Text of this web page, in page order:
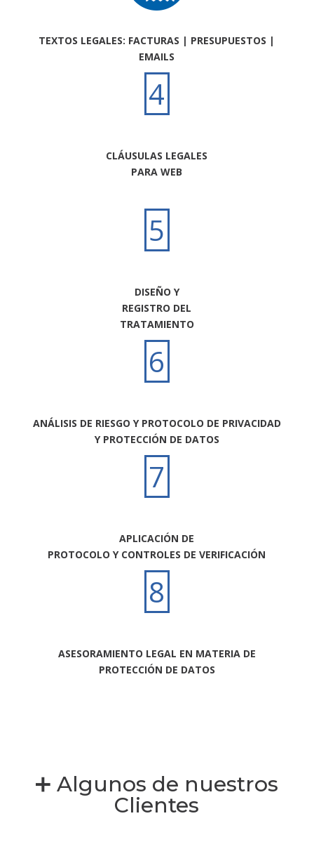
TEXTOS LEGALES: FACTURAS | PRESUPUESTOS |
EMAILS
4
CLÁUSULAS LEGALES
PARA WEB
5
DISEÑO Y
REGISTRO DEL
TRATAMIENTO
6
ANÁLISIS DE RIESGO Y PROTOCOLO DE PRIVACIDAD
Y PROTECCIÓN DE DATOS
7
APLICACIÓN DE
PROTOCOLO Y CONTROLES DE VERIFICACIÓN
8
ASESORAMIENTO LEGAL EN MATERIA DE
PROTECCIÓN DE DATOS
➕ Algunos de nuestros
Clientes